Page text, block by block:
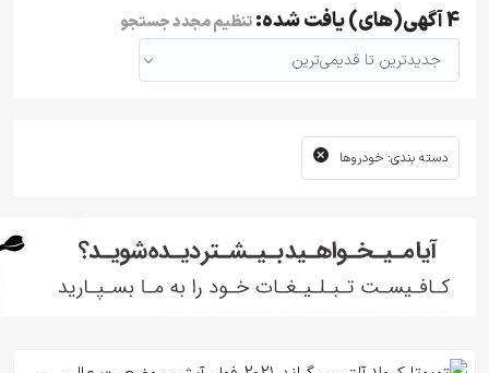
4 آگهی(های) یافت شده:
تنظیم مجدد جستجو
جدیدترین تا قدیمی‌ترین
دسته بندی: خودروها